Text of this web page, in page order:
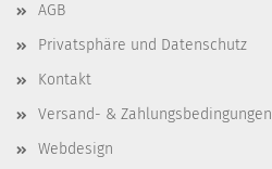
AGB
Privatsphäre und Datenschutz
Kontakt
Versand- & Zahlungsbedingungen
Webdesign